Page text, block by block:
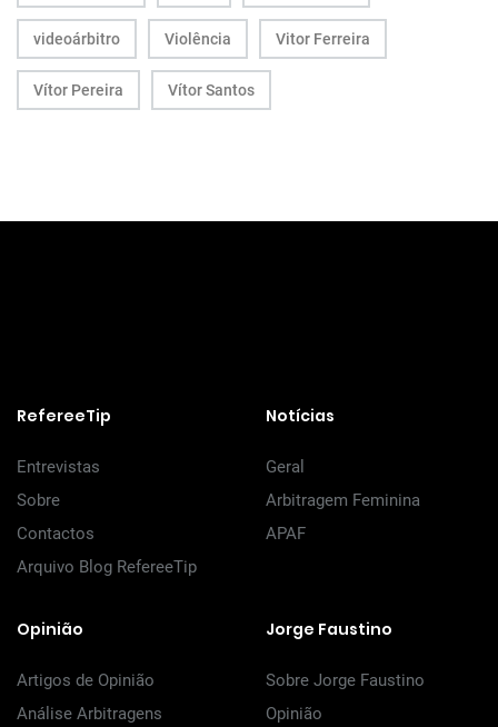
videoárbitro Violência Vitor Ferreira
Vítor Pereira Vítor Santos
RefereeTip
Entrevistas
Sobre
Contactos
Arquivo Blog RefereeTip
Notícias
Geral
Arbitragem Feminina
APAF
Opinião
Artigos de Opinião
Análise Arbitragens
Jorge Faustino
Sobre Jorge Faustino
Opinião